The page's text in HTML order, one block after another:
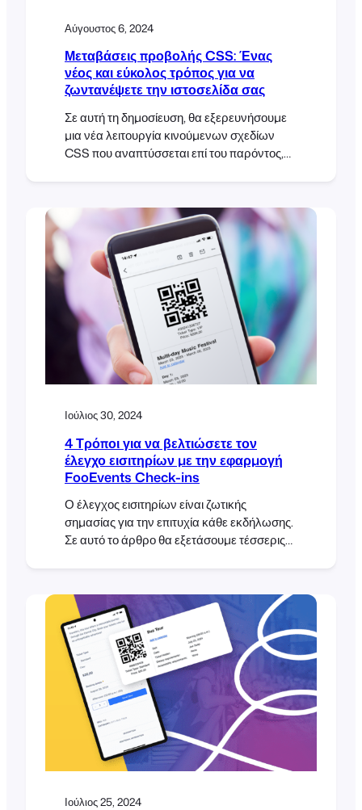
Αύγουστος 6, 2024
Μεταβάσεις προβολής CSS: Ένας
νέος και εύκολος τρόπος για να
ζωντανέψετε την ιστοσελίδα σας
Σε αυτή τη δημοσίευση, θα εξερευνήσουμε
μια νέα λειτουργία κινούμενων σχεδίων
CSS που αναπτύσσεται επί του παρόντος,
Transitions καθιστούν εύκολη την
προσθήκη ομαλών, ελκυστικών
κινούμενων εικόνων σε κάθε ιστότοπο
WordPress ή WooCommerce. Την
περασμένη εβδομάδα, παρακολουθήσαμε
το WordCamp Cape Town 2023
Ιούλιος 30, 2024
4 Τρόποι για να βελτιώσετε τον
έλεγχο εισιτηρίων με την εφαρμογή
FooEvents Check-ins
Ο έλεγχος εισιτηρίων είναι ζωτικής
σημασίας για την επιτυχία κάθε εκδήλωσης.
Σε αυτό το άρθρο θα εξετάσουμε τέσσερις
FooEvents Check-ins. Η εφαρμογή
FooEvents Check-ins προσφέρει διάφορες
λειτουργίες που έχουν σχεδιαστεί για να
βελτιώσουν σημαντικά τη διαδικασία
ελέγχου εισιτηρίων. Κάνοντας αυτές τις
απλές προσαρμογές στην
Ιούλιος 25, 2024